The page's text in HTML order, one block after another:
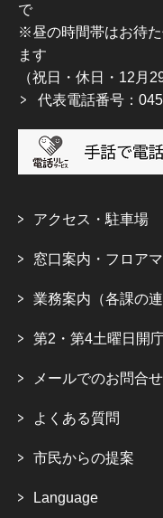
で
※昼の時間帯はお待
ます
（祝日・休日・12月
代表電話番号：
アクセス・駐車場
窓口案内・フロア
業務案内（各課の連
第2・第4土曜日開
メールでのお問合せ
よくある質問
市民からの提案
Language